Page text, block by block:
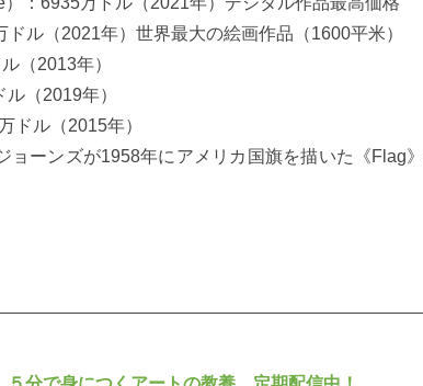
ル（2021年）世界最大の絵画作品（1600平米）
（2013年）
（2019年）
ドル（2015年）
ーンズが1958年にアメリカ国旗を描いた《Flag